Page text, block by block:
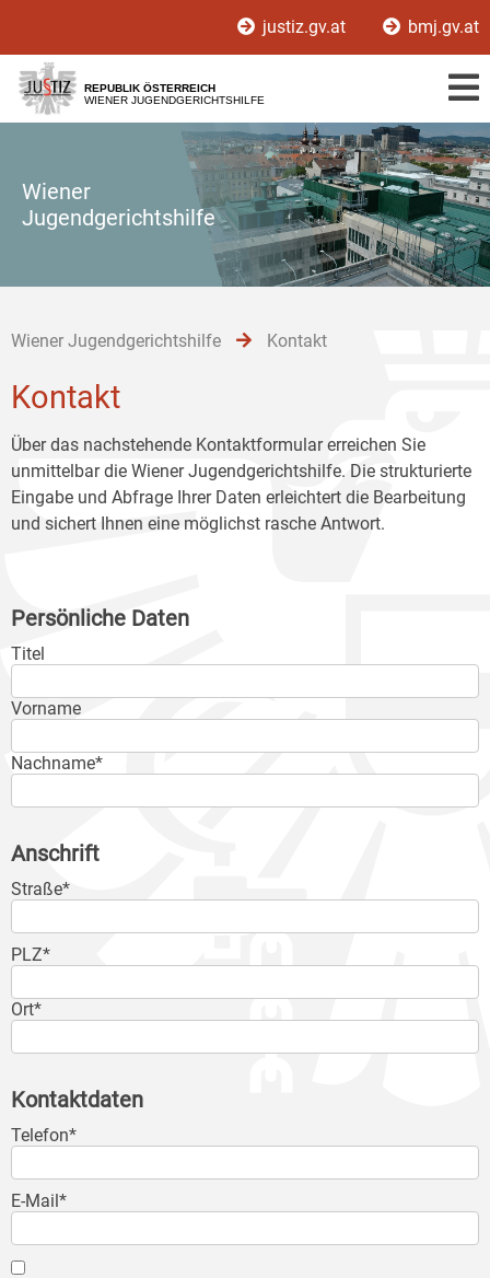
[1]
[2]
[3]
justiz.gv.at bmj.gv.at
REPUBLIK ÖSTERREICH
WIENER JUGENDGERICHTSHILFE
Wiener
Jugendgerichtshilfe
Wiener Jugendgerichtshilfe Kontakt
Kontakt
Über das nachstehende Kontaktformular erreichen Sie
unmittelbar die Wiener Jugendgerichtshilfe. Die strukturierte
Eingabe und Abfrage Ihrer Daten erleichtert die Bearbeitung
und sichert Ihnen eine möglichst rasche Antwort.
Persönliche Daten
Titel
Vorname
Nachname*
Anschrift
Straße*
PLZ*
Ort*
Kontaktdaten
Telefon*
E-Mail*